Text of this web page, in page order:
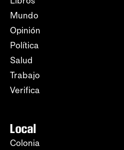
Mundo
Opinión
Política
Salud
Trabajo
Verifica
Local
Colonia